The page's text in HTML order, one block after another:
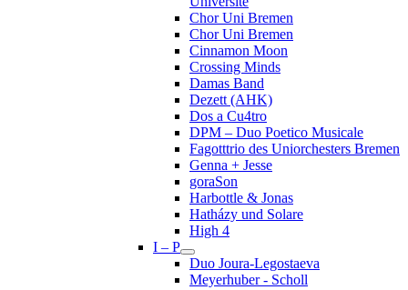
Chor Uni Bremen
Chor Uni Bremen
Cinnamon Moon
Crossing Minds
Damas Band
Dezett (AHK)
Dos a Cu4tro
DPM – Duo Poetico Musicale
Fagotttrio des Uniorchesters Bremen
Genna + Jesse
goraSon
Harbottle & Jonas
Hatházy und Solare
High 4
I – P
Duo Joura-Legostaeva
Meyerhuber - Scholl